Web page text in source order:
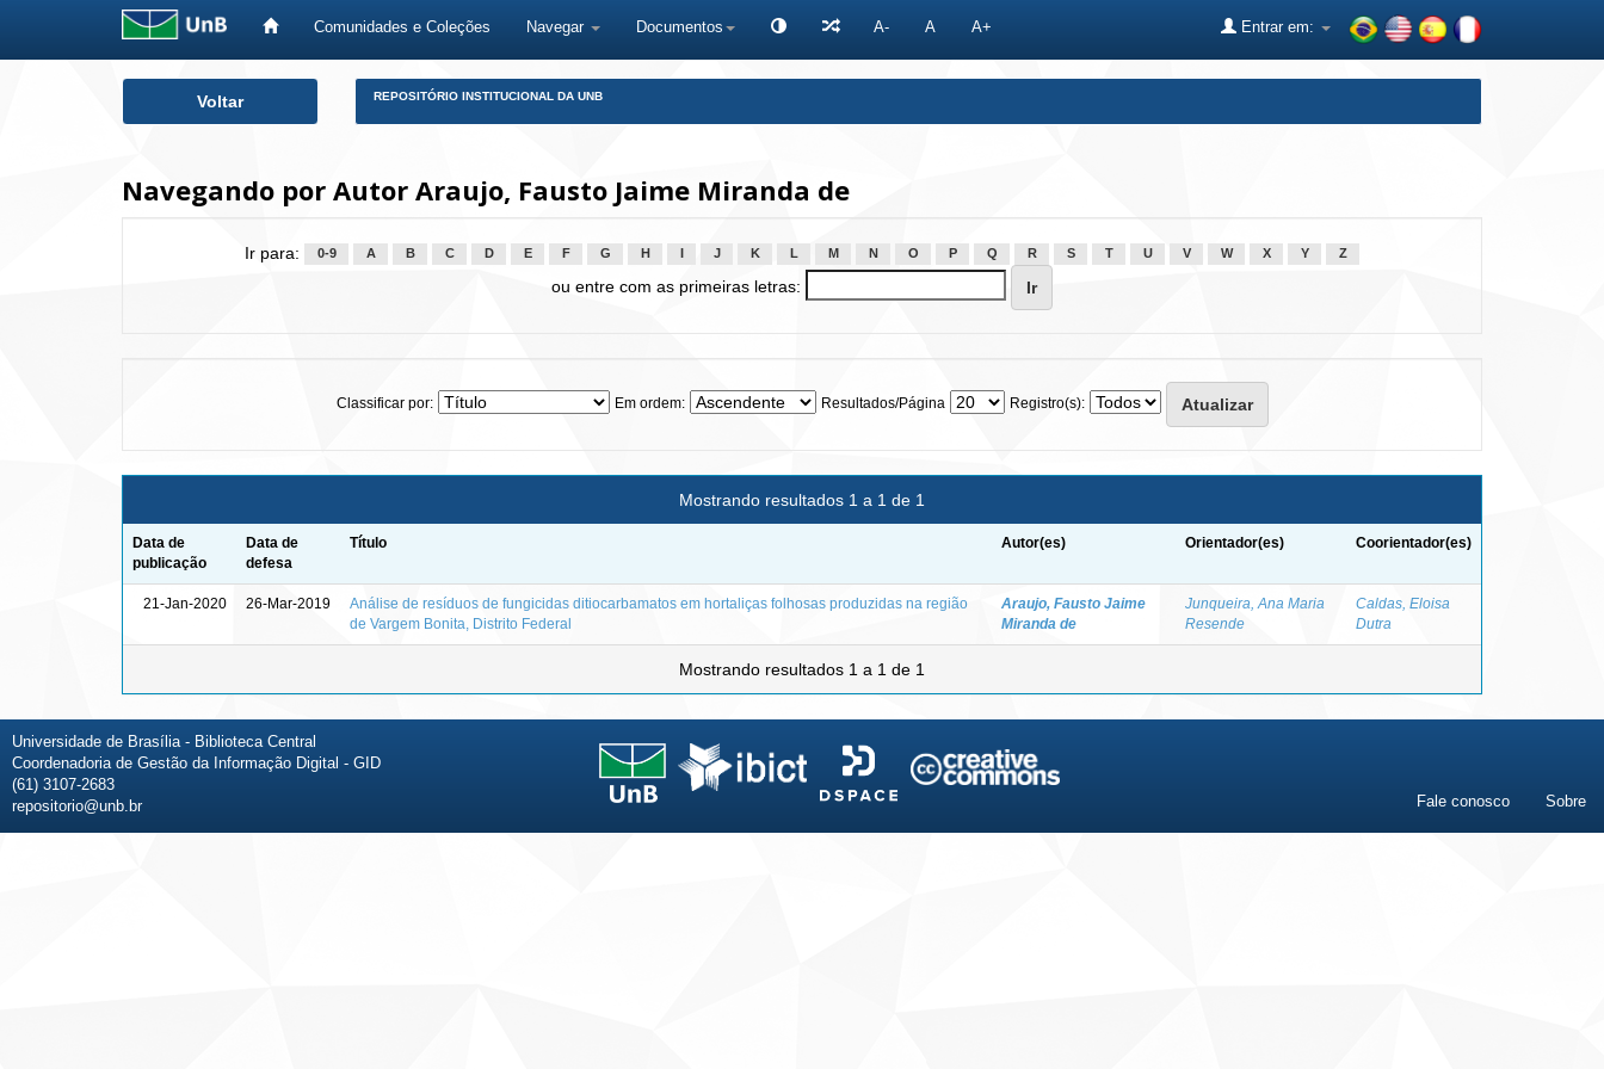
Comunidades e Coleções Navegar Documentos A- A A+ Entrar em:
Voltar REPOSITÓRIO INSTITUCIONAL DA UNB
Navegando por Autor Araujo, Fausto Jaime Miranda de
Ir para: 0-9 A B C D E F G H J K L M N O P Q R S T U V W X Y Z
ou entre com as primeiras letras:
Classificar por: Em ordem: Resultados/Página Registro(s):
Mostrando resultados 1 a 1 de 1
Data de
publicação
Data de
defesa
Título Autor(es) Orientador(es) Coorientador(es)
21-Jan-2020 26-Mar-2019
Análise de resíduos de fungicidas ditiocarbamatos em hortaliças folhosas produzidas na região
de Vargem Bonita, Distrito Federal
Araujo, Fausto Jaime
Miranda de
Junqueira, Ana Maria
Resende
Caldas, Eloisa
Dutra
Mostrando resultados 1 a 1 de 1
Universidade de Brasília - Biblioteca Central
Coordenadoria de Gestão da Informação Digital - GID
(61) 3107-2683
repositorio@unb.br
Fale conosco Sobre